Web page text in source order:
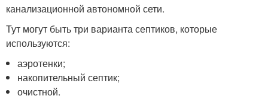
канализационной автономной сети.
Тут могут быть три варианта септиков, которые
используются:
аэротенки;
накопительный септик;
очистной.